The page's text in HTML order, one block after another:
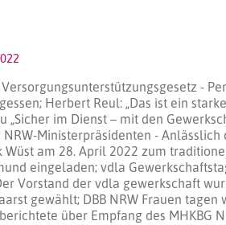
-
Herbert Reul: „Das ist ein
im Dienst – mit den
Ministerpräsidenten - Anlässlich
am 28. April 2022 zum
eingeladen; vdla
Vorstand der vdla gewerkschaft
gewählt; DBB NRW Frauen
über Empfang des MHKBG